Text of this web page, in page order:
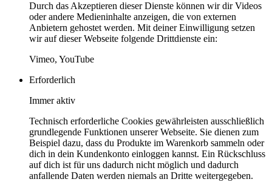
Durch das Akzeptieren dieser Dienste können wir dir Videos
oder andere Medieninhalte anzeigen, die von externen
Anbietern gehostet werden. Mit deiner Einwilligung setzen
wir auf dieser Webseite folgende Drittdienste ein:
Vimeo, YouTube
Erforderlich
Immer aktiv
Technisch erforderliche Cookies gewährleisten ausschließlich
grundlegende Funktionen unserer Webseite. Sie dienen zum
Beispiel dazu, dass du Produkte im Warenkorb sammeln oder
dich in dein Kundenkonto einloggen kannst. Ein Rückschluss
auf dich ist für uns dadurch nicht möglich und dadurch
anfallende Daten werden niemals an Dritte weitergegeben.